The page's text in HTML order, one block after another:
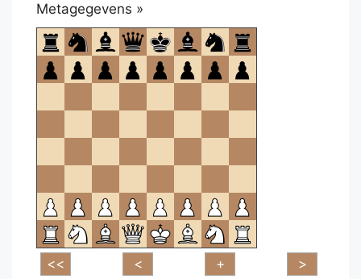
Metagegevens »
om
te
openen.